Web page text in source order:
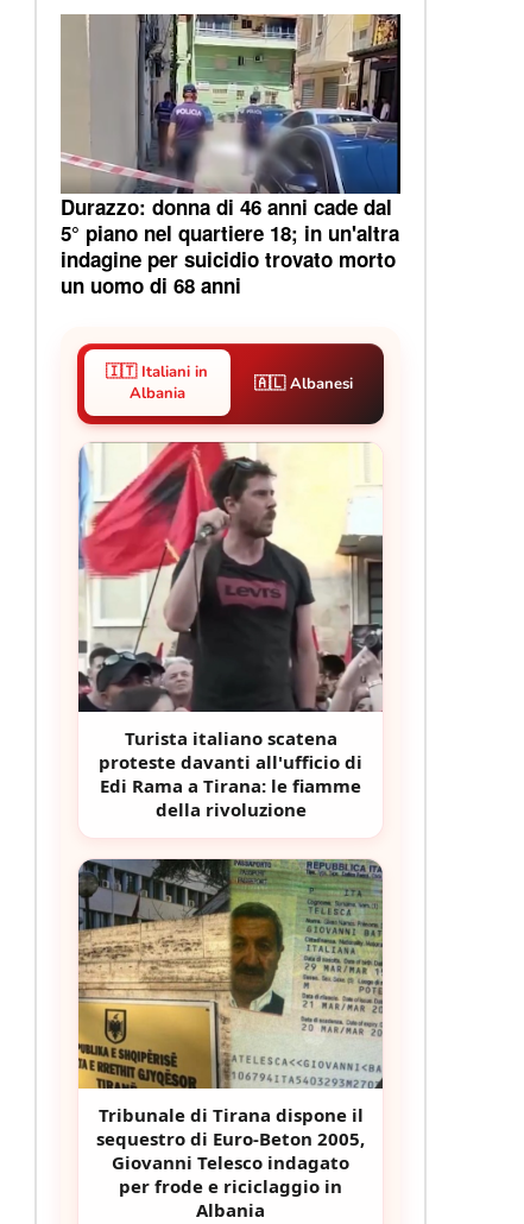
Durazzo: donna di 46 anni cade dal
5° piano nel quartiere 18; in un'altra
indagine per suicidio trovato morto
un uomo di 68 anni
🇮🇹 Italiani in
Albania
🇦🇱 Albanesi
Turista italiano scatena
proteste davanti all'ufficio di
Edi Rama a Tirana: le fiamme
della rivoluzione
Tribunale di Tirana dispone il
sequestro di Euro-Beton 2005,
Giovanni Telesco indagato
per frode e riciclaggio in
Albania